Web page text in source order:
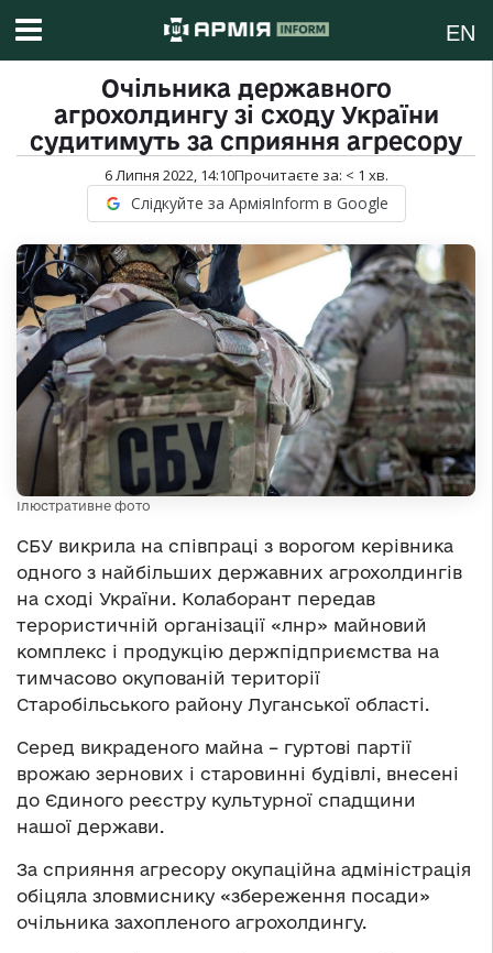
EN
Очільника державного
агрохолдингу зі сходу України
судитимуть за сприяння агресору
6 Липня 2022, 14:10Прочитаєте за: < 1 хв.
Слідкуйте за АрміяInform в Google
Ілюстративне фото
СБУ викрила на співпраці з ворогом керівника
одного з найбільших державних агрохолдингів
на сході України. Колаборант передав
терористичній організації «лнр» майновий
комплекс і продукцію держпідприємства на
тимчасово окупованій території
Старобільського району Луганської області.
Серед викраденого майна – гуртові партії
врожаю зернових і старовинні будівлі, внесені
до Єдиного реєстру культурної спадщини
нашої держави.
За сприяння агресору окупаційна адміністрація
обіцяла зловмиснику «збереження посади»
очільника захопленого агрохолдингу.